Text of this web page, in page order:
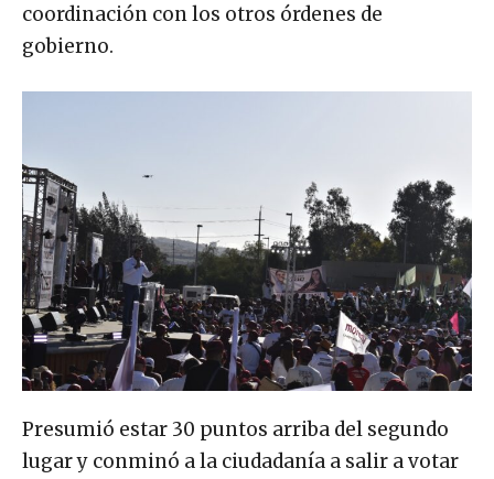
coordinación con los otros órdenes de
gobierno.
Presumió estar 30 puntos arriba del segundo
lugar y conminó a la ciudadanía a salir a votar